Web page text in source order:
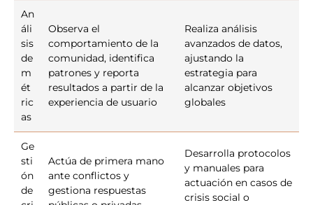
An
áli
sis
de
m
ét
ric
as
Observa el
comportamiento de la
comunidad, identifica
patrones y reporta
resultados a partir de la
experiencia de usuario
Realiza análisis
avanzados de datos,
ajustando la
estrategia para
alcanzar objetivos
globales
Ge
sti
ón
de
Actúa de primera mano
ante conflictos y
gestiona respuestas
Desarrolla protocolos
y manuales para
actuación en casos de
crisis social o